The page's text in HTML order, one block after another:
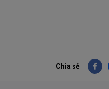
Chia sẻ